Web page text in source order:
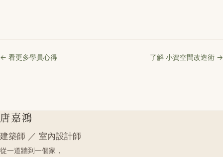
← 看更多學員心得 了解 小資空間改造術 →
唐嘉鴻
建築師 ／ 室內設計師
從一道牆到一個家，